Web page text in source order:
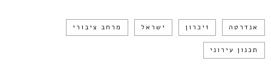
אנדרטה זיכרון ישראל מרחב ציבורי
תכנון עירוני